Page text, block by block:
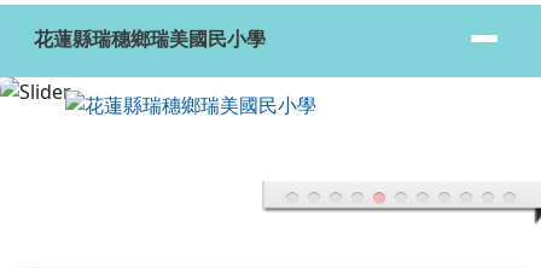
跳至主內容區
花蓮縣瑞穗鄉瑞美國民小學
花蓮縣瑞穗鄉瑞美國民小學
標籤：
頁尾區域